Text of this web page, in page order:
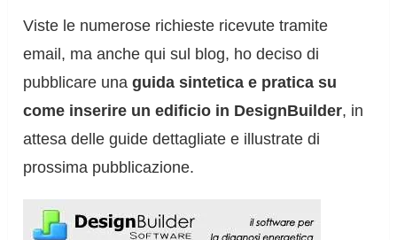
Viste le numerose richieste ricevute tramite
email, ma anche qui sul blog, ho deciso di
pubblicare unaguida sintetica e pratica su
come inserire un edificio in DesignBuilder, in
attesa delle guide dettagliate e illustrate di
prossima pubblicazione.